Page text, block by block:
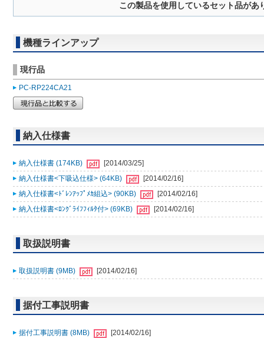
この製品を使用しているセット品があ
機種ラインアップ
現行品
PC-RP224CA21
納入仕様書
納入仕様書 (174KB)
[2014/03/25]
納入仕様書<下吸込仕様> (64KB)
[2014/02/16]
納入仕様書<ﾄﾞﾚﾝｱｯﾌﾟﾒｶ組込> (90KB)
[2014/02/16]
納入仕様書<ﾛﾝｸﾞﾗｲﾌﾌｨﾙﾀ付> (69KB)
[2014/02/16]
取扱説明書
取扱説明書 (9MB) [2014/02/16]
据付工事説明書
据付工事説明書 (8MB) [2014/02/16]